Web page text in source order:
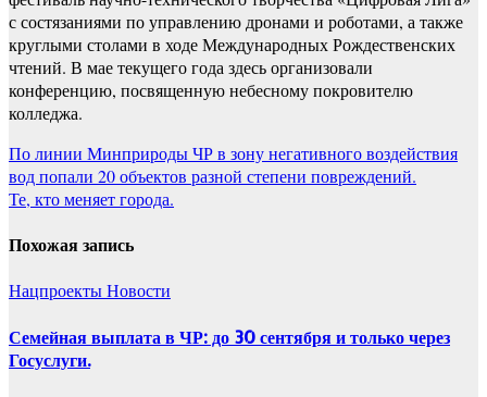
с состязаниями по управлению дронами и роботами, а также
круглыми столами в ходе Международных Рождественских
чтений. В мае текущего года здесь организовали
конференцию, посвященную небесному покровителю
колледжа.
Навигация
по
записям
По линии Минприроды ЧР в зону негативного воздействия
вод попали 20 объектов разной степени повреждений.
Те, кто меняет города.
Похожая запись
НацпроектыНовости
Семейная выплата в ЧР: до 30 сентября и только через
Госуслуги.